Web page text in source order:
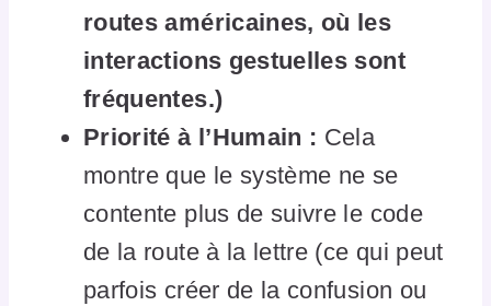
routes américaines, où les
interactions gestuelles sont
fréquentes.)
Priorité à l’Humain : Cela
montre que le système ne se
contente plus de suivre le code
de la route à la lettre (ce qui peut
parfois créer de la confusion ou